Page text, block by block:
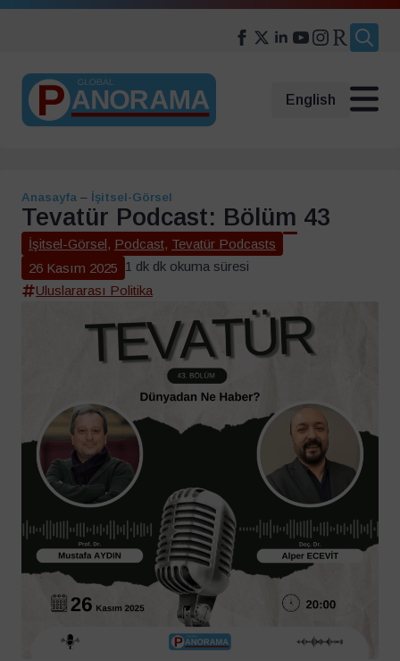
English
Anasayfa – İşitsel-Görsel
Tevatür Podcast: Bölüm 43
İşitsel-Görsel, Podcast, Tevatür Podcasts
26 Kasım 2025 1 dk dk okuma süresi
Uluslararası Politika